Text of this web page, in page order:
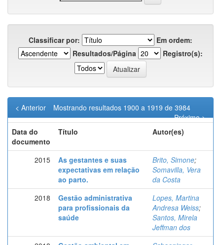
Classificar por:
Em ordem:
Resultados/Página
Registro(s):
Mostrando resultados 1900 a 1919 de 3984
< Anterior
Próximo >
Data do
documento
Título Autor(es)
2015
As gestantes e suas
expectativas em relação
ao parto.
Brito, Simone;
Somavilla, Vera
da Costa
2018
Gestão administrativa
para profissionais da
saúde
Lopes, Martina
Andresa Weiss;
Santos, Mirela
Jeffman dos